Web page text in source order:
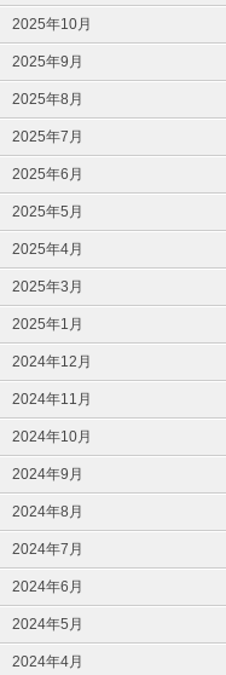
2025年10月
2025年9月
2025年8月
2025年7月
2025年6月
2025年5月
2025年4月
2025年3月
2025年1月
2024年12月
2024年11月
2024年10月
2024年9月
2024年8月
2024年7月
2024年6月
2024年5月
2024年4月